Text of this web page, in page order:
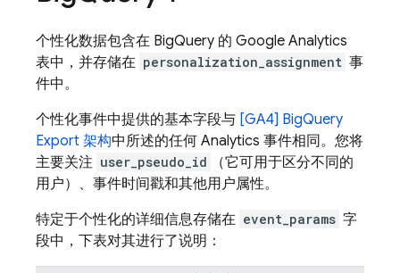
个性化数据包含在 BigQuery 的 Google Analytics
表中，并存储在 personalization_assignment 事
件中。
个性化事件中提供的基本字段与 [GA4] BigQuery
Export 架构中所述的任何 Analytics 事件相同。您将
主要关注 user_pseudo_id
（它可用于区分不同的
用户）、事件时间戳和其他用户属性。
特定于个性化的详细信息存储在 event_params 字
段中，下表对其进行了说明：